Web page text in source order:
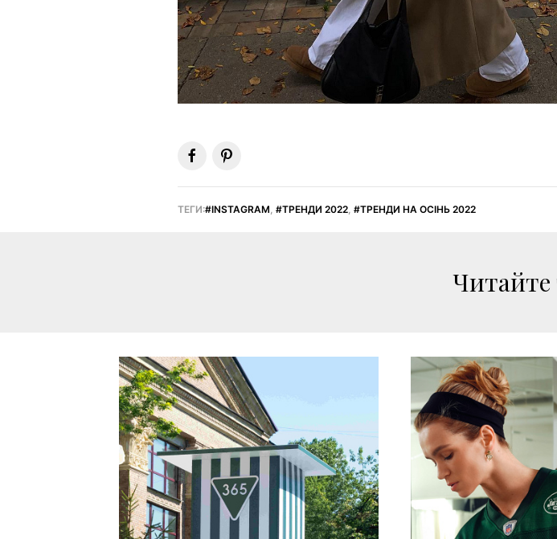
ТЕГИ: INSTAGRAM ТРЕНДИ 2022, ТРЕНДИ НА ОСІНЬ 2022